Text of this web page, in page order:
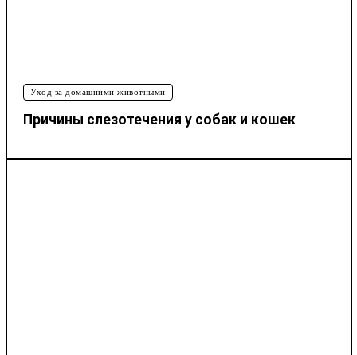
Уход за домашними животными
Причины слезотечения у собак и кошек